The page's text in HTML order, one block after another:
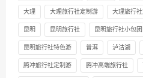
大理 大理旅行社定制游 大理旅行
昆明 昆明旅行社 昆明旅行社小包团
昆明旅行社特色游 普洱 泸沽湖
腾冲旅行社定制游 腾冲高端旅行社